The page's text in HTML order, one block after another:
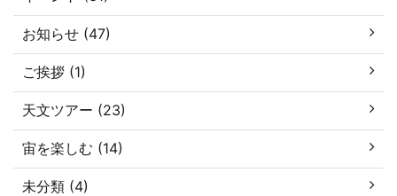
お知らせ (47)
ご挨拶 (1)
天文ツアー (23)
宙を楽しむ (14)
未分類 (4)